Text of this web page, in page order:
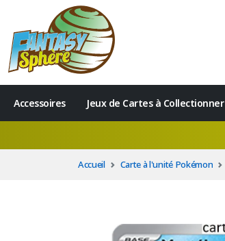
Accessoires Jeux de Cartes à Collectionner
Accueil Carte à l'unité Pokémon